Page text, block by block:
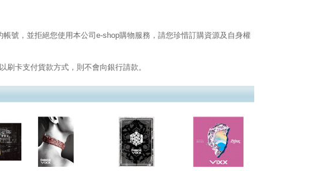
號，並拒絕您使用本公司e-shop購物服務，請您珍惜訂購資源及自身權
卡支付貨款方式，則不會向銀行請款。